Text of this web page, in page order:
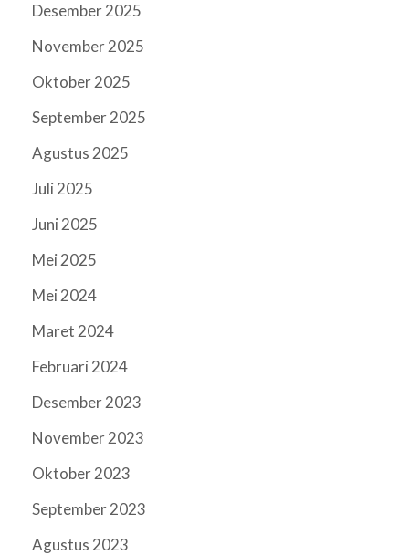
Desember 2025
November 2025
Oktober 2025
September 2025
Agustus 2025
Juli 2025
Juni 2025
Mei 2025
Mei 2024
Maret 2024
Februari 2024
Desember 2023
November 2023
Oktober 2023
September 2023
Agustus 2023